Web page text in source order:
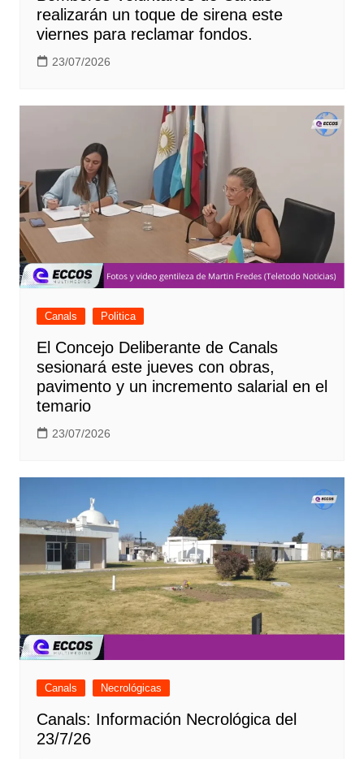
realizarán un toque de sirena este
viernes para reclamar fondos.
23/07/2026
Canals Politica
El Concejo Deliberante de Canals
sesionará este jueves con obras,
pavimento y un incremento salarial en el
temario
23/07/2026
Canals Necrológicas
Canals: Información Necrológica del
23/7/26